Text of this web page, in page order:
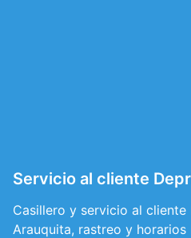
Servicio al cliente
Casillero y servicio al
Arauquita, rastreo y horarios